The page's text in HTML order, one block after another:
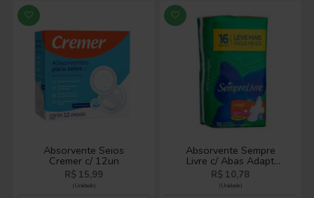
Absorvente Seios
Cremer c/ 12un
R$ 15,99
(Unidade)
Absorvente Sempre
Livre c/ Abas Adapt
Suave 16un
R$ 10,78
(Unidade)